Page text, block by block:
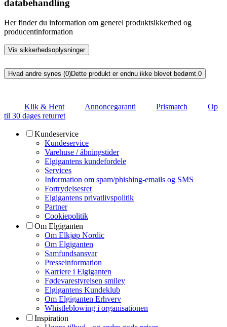
databehandling
Her finder du information om generel produktsikkerhed og
producentinformation
Vis sikkerhedsoplysninger
Hvad andre synes (0)Dette produkt er endnu ikke blevet bedømt. 0
Klik & Hent Annoncegaranti Prismatch
Op
til 30 dages returret
Kundeservice
Kundeservice
Varehuse / åbningstider
Elgigantens kundefordele
Services
Information om spam/phishing-emails og SMS
Fortrydelsesret
Elgigantens privatlivspolitik
Partner
Cookiepolitik
Om Elgiganten
Om Elkjøp Nordic
Om Elgiganten
Samfundsansvar
Presseinformation
Karriere i Elgiganten
Fødevarestyrelsen smiley
Elgigantens Kundeklub
Om Elgiganten Erhverv
Whistleblowing i organisationen
Inspiration